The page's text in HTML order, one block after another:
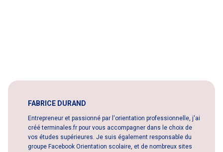
FABRICE DURAND
Entrepreneur et passionné par l'orientation professionnelle, j'ai
créé terminales.fr pour vous accompagner dans le choix de
vos études supérieures. Je suis également responsable du
groupe Facebook Orientation scolaire, et de nombreux sites